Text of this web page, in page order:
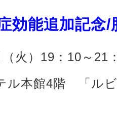
効能追加記念
火）19：10～21
ル本館4階 「ル